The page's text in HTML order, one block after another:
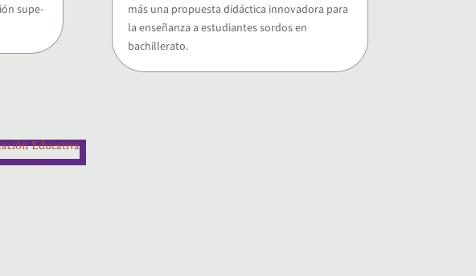
supe­
más una pro­pues­ta didác­ti­ca inno­va­do­ra para
la ense­ñan­za a estu­dian­tes sor­dos en
bachillerato.